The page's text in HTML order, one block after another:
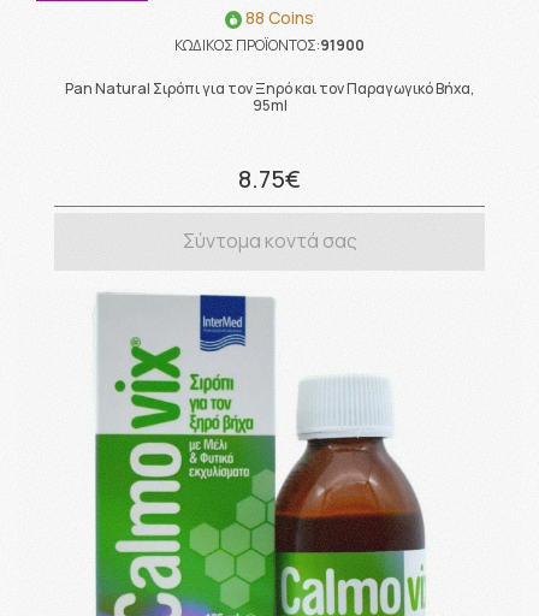
88 Coins
ΚΩΔΙΚΟΣ ΠΡΟΪΟΝΤΟΣ:91900
Pan Natural Σιρόπι για τον Ξηρό και τον Παραγωγικό Βήχα,
95ml
8.75€
Σύντομα κοντά σας